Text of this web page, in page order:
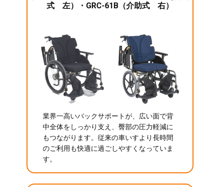
式 左）・GRC-61B（介助式 右）
業界一高いバックサポートが、広い面で背
中全体をしっかり支え、臀部の圧力軽減に
もつながります。従来の車いすより長時間
のご利用も快適に過ごしやすくなっていま
す。